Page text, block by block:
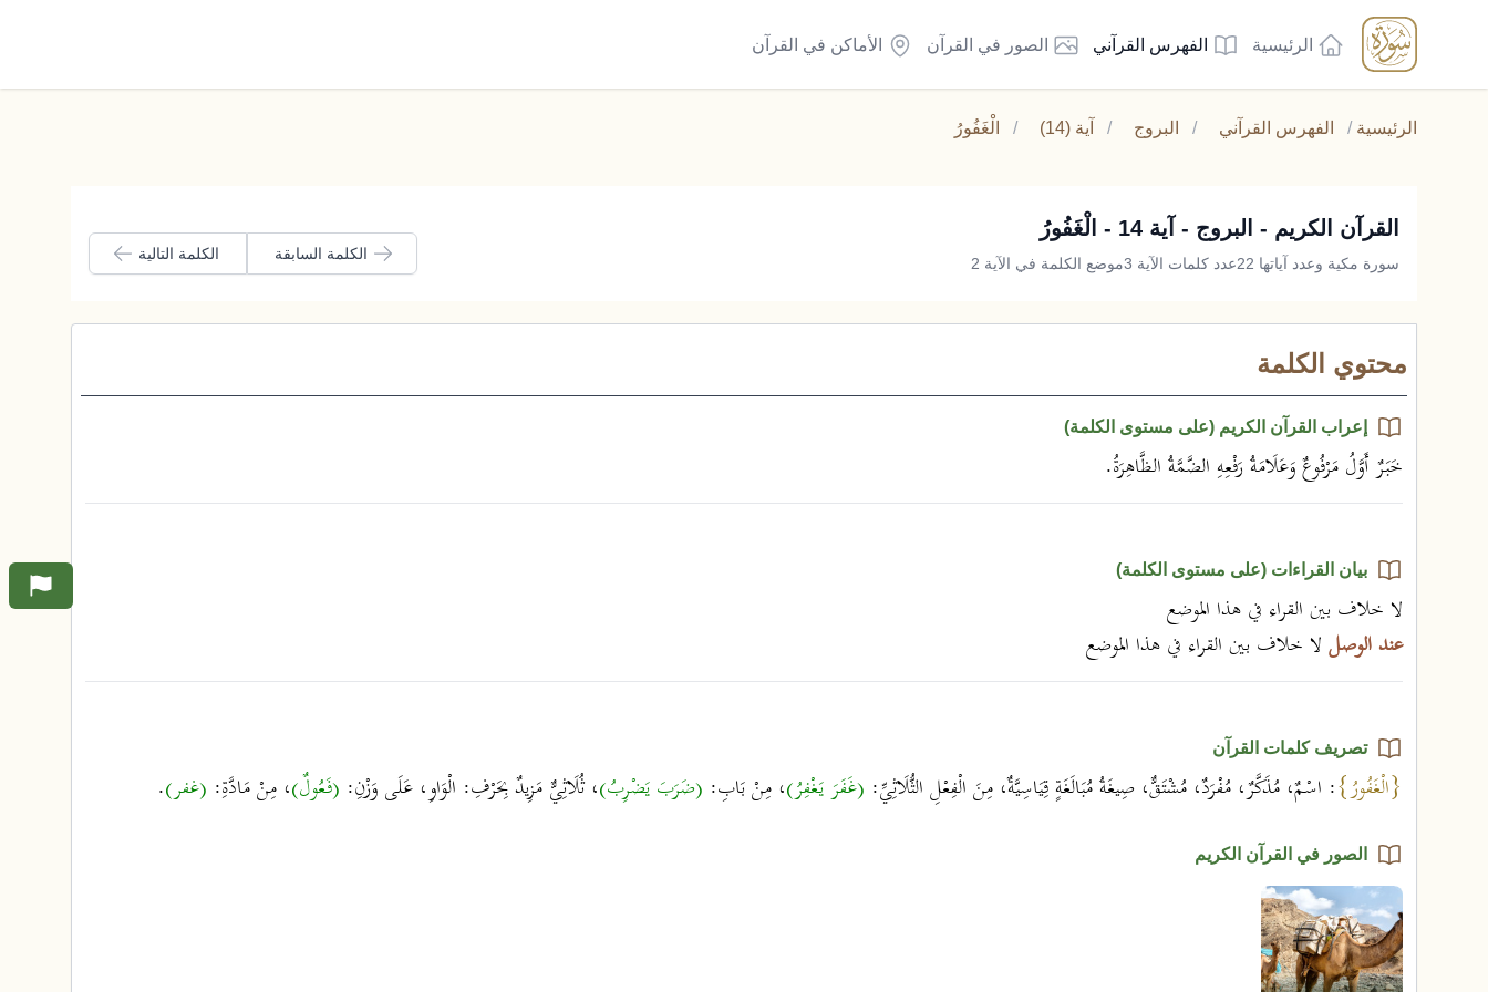
الرئيسية الفهرس القرآني الصور في القرآن الأماكن في القرآن
الرئيسية / الفهرس القرآني / البروج / آية (14) / الْغَفُورُ
القرآن الكريم - البروج - آية 14 - الْغَفُورُ
سورة مكية وعدد آياتها 22 عدد كلمات الآية 3 موضع الكلمة في الآية 2
الكلمة السابقة الكلمة التالية
محتوي الكلمة
إعراب القرآن الكريم (على مستوى الكلمة)
خَبَرٌ أَوَّلُ مَرْفُوعٌ وَعَلَامَةُ رَفْعِهِ الضَّمَّةُ الظَّاهِرَةُ.
بيان القراءات (على مستوى الكلمة)
لا خلاف بين القراء في هذا الموضع
عند الوصللا خلاف بين القراء في هذا الموضع
تصريف كلمات القرآن
{الْغَفُورُ}: اسْمٌ، مُذَكَّرٌ، مُفْرَدٌ، مُشْتَقٌّ، صِيغَةُ مُبَالَغَةٍ قِيَاسِيَّةٌ، مِنَ الْفِعْلِ الثُّلَاثِيِّ: (غَفَرَ يَغْفِرُ)، مِنْ بَابِ: (ضَرَبَ يَضْرِبُ)، ثُلَاثِيٌّ مَزِيدٌ بِحَرْفِ: الْوَاوِ، عَلَى وَزْنِ: (فَعُولٌ)، مِنْ مَادَّةِ: (غفر).
الصور في القرآن الكريم